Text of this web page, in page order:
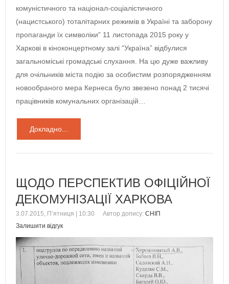
комуністичного та націонал-соціалістичного
(нацистського) тоталітарних режимів в Україні та заборону
пропаганди їх символіки” 11 листопада 2015 року у
Харкові в кіноконцертному залі “Україна” відбулися
загальноміські громадські слухання. На цю дуже важливу
для очільників міста подію за особистим розпорядженням
новообраного мера Кернеса було звезено понад 2 тисячі
працівників комунальних організацій…
Докладно...
ЩОДО ПЕРСПЕКТИВ ОФІЦІЙНОЇ
ДЕКОМУНІЗАЦІЇ ХАРКОВА
3.07.2015, П’ятниця | 10:30 Автор допису: СНІП
Залишити відгук